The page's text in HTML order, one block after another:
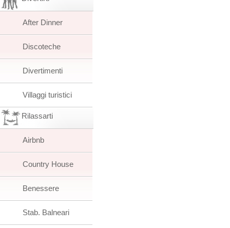
After Dinner
Discoteche
Divertimenti
Villaggi turistici
Rilassarti
Airbnb
Country House
Benessere
Stab. Balneari